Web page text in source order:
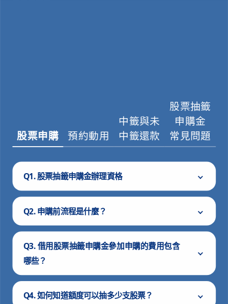
股票申購 預約動用
中籤與未
中籤還款
股票抽籤
申購金
常見問題
Q1.股票抽籤申購金辦理資格
Q2.申購前流程是什麼？
Q3.借用股票抽籤申購金參加申購的費用包含
哪些？
Q4.如何知道額度可以抽多少支股票？